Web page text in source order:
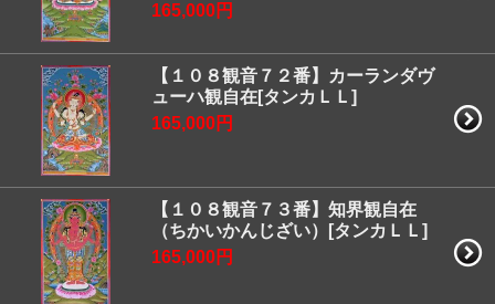
165,000円
【１０８観音７２番】カーランダヴ
ューハ観自在[タンカＬＬ]
165,000円
【１０８観音７３番】知界観自在
（ちかいかんじざい）[タンカＬＬ]
165,000円